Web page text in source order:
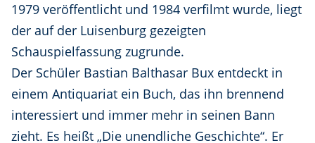
1979 veröffentlicht und 1984 verfilmt wurde, liegt
der auf der Luisenburg gezeigten
Schauspielfassung zugrunde.
Der Schüler Bastian Balthasar Bux entdeckt in
einem Antiquariat ein Buch, das ihn brennend
interessiert und immer mehr in seinen Bann
zieht. Es heißt „Die unendliche Geschichte“. Er